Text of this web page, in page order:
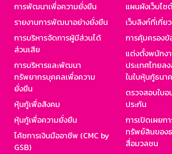
การพัฒนาเพื่อความยั่งยืน
รายงานการพัฒนาอย่างยั่งยืน
การบริหารจัดการผู้มีส่วนได้
ส่วนเสีย
การบริหารและพัฒนา
ทรัพยากรบุคคลเพื่อความ
ยั่งยืน
หุ้นกู้เพื่อสังคม
หุ้นกู้เพื่อความยั่งยืน
โค้ชการเงินมืออาชีพ (CMC by
GSB)
แผนผังเว็บไซ
เว็บลิงก์ที่เกี่ย
การคุ้มครอง
แต่งตั้งพนักง
ประเทศไทยล
ในใบหุ้นกู้ธนา
ตรวจสอบใบ
ประกัน
การเปิดเผยก
ทรัพย์สินของ
สื่อมวลชน